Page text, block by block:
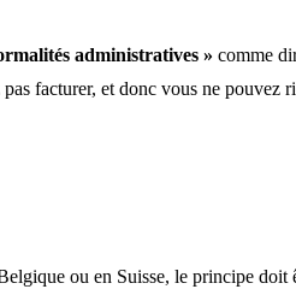
administratives » comme
facturer, et donc vous ne pouvez
ou en Suisse, le principe